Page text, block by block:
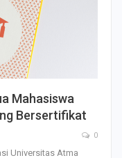
Mahasiswa
Bersertifikat
0
Universitas Atma